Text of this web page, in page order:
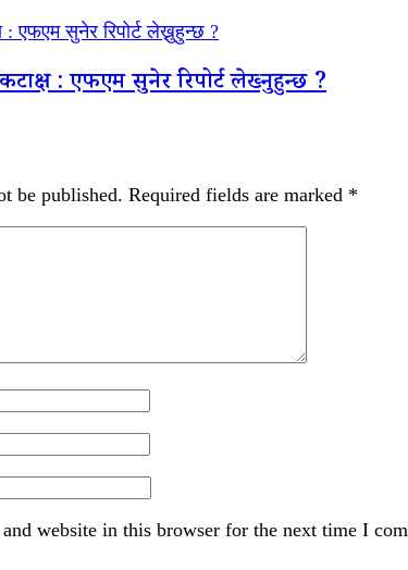
: एफएम सुनेर रिपोर्ट लेख्नुहुन्छ ?
कटाक्ष : एफएम सुनेर रिपोर्ट लेख्नुहुन्छ ?
be published. Required fields are marked *
website in this browser for the next time I